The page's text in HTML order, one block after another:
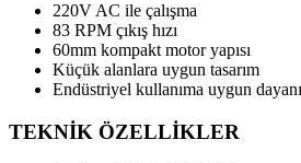
220V AC ile çalışma
83 RPM çıkış hızı
60mm kompakt motor yapısı
Küçük alanlara uygun tasarım
Endüstriyel kullanıma uygun
TEKNİK ÖZELLİKLER